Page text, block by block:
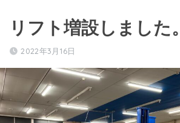
リフト増設しました。
2022年3月16日